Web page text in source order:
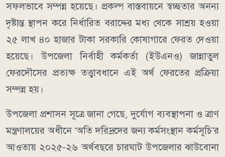
সফলভাবে সম্পন্ন হয়েছে। প্রকল্প বাস্তবায়নে স্বচ্ছতার অনন্য
দৃষ্টান্ত স্থাপন করে নির্ধারিত বরাদ্দের মধ্য থেকে সাশ্রয় হওয়া
২৫ লাখ ৪০ হাজার টাকা সরকারি কোষাগারে ফেরত দেওয়া
হয়েছে। উপজেলা নির্বাহী কর্মকর্তা (ইউএনও) জান্নাতুল
ফেরদৌসের প্রত্যক্ষ তত্ত্বাবধানে এই অর্থ ফেরতের প্রক্রিয়া
সম্পন্ন হয়।
উপজেলা প্রশাসন সূত্রে জানা গেছে, দুর্যোগ ব্যবস্থাপনা ও ত্রাণ
মন্ত্রণালয়ের অধীনে ‘অতি দরিদ্রদের জন্য কর্মসংস্থান কর্মসূচি’র
আওতায় ২০২৫-২৬ অর্থবছরে চারঘাট উপজেলার ঝাউবোনা